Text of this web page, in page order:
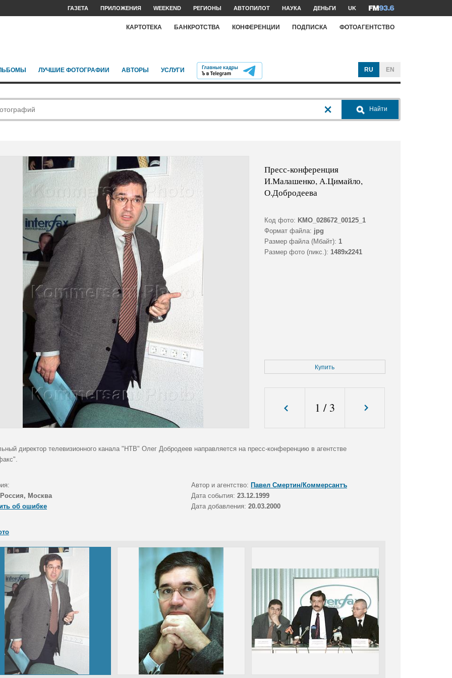
ГАЗЕТА ПРИЛОЖЕНИЯ WEEKEND РЕГИОНЫ АВТОПИЛОТ НАУКА ДЕНЬГИ UK
КАРТОТЕКА БАНКРОТСТВА КОНФЕРЕНЦИИ ПОДПИСКА ФОТОАГЕНТСТВО
ЛУЧШИЕ ФОТОГРАФИИ АВТОРЫ УСЛУГИ RU EN
Найти
Пресс-конференция
И.Малашенко, А.Цимайло,
О.Добродеева
Код фото: KMO_028672_00125_1
Формат файла: jpg
Размер файла (Мбайт): 1
Размер фото (пикс.): 1489x2241
Купить
1 / 3
директор телевизионного канала "НТВ" Олег Добродеев направляется на пресс-конференцию в агентстве
Автор и агентство: Павел Смертин/Коммерсантъ
Россия, Москва Дата события: 23.12.1999
об ошибке
Дата добавления: 20.03.2000